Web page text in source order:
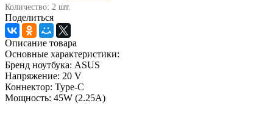
Количество: 2 шт.
Поделиться
Описание товара
Основные характеристики:
Бренд ноутбука: ASUS
Напряжение: 20 V
Коннектор: Type-C
Мощность: 45W (2.25A)